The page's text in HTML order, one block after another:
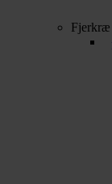
Fjerkræ